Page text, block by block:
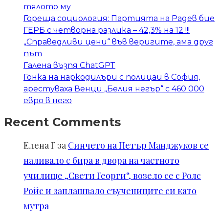
тялото му
Гореща социология: Партията на Радев бие
ГЕРБ с четворна разлика – 42,3% на 12 !!!
„Справедливи цени“ във веригите, ама друг
път
Галена възпя ChatGPT
Гонка на наркодилъри с полицаи в София,
арестуваха Венци „Белия негър“ с 460 000
евро в него
Recent Comments
Елена Г за Синчето на Петър Манджуков се
наливало с бира в двора на частното
училище „Свети Георги“, возело се с Ролс
Ройс и заплашвало съучениците си като
мутра